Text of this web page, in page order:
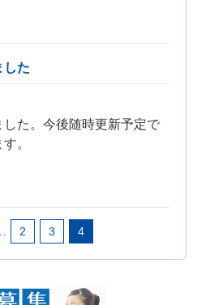
した
た。今後随時更新予定で
す。
2 3 4